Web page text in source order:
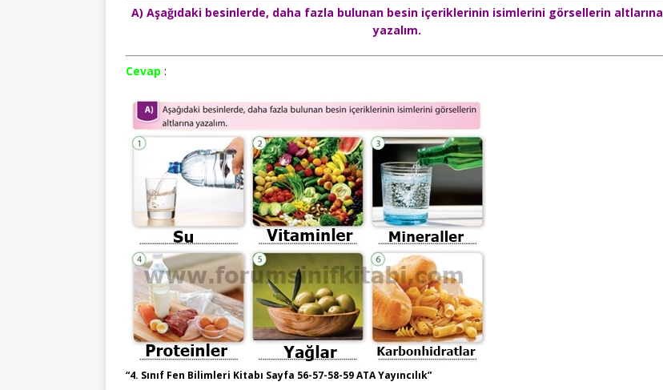
A) Aşağıdaki besinlerde, daha fazla bulunan besin içeriklerinin isimlerini görsellerin altlarına
yazalım.
Cevap :
“4. Sınıf Fen Bilimleri Kitabı Sayfa 56-57-58-59 ATA Yayıncılık”